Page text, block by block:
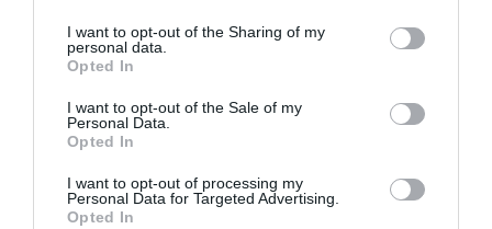
not limited to your visit or usage behaviour. You may click to
grant or deny consent to Google and its third-party tags to
use your data for below specified purposes in below Google
consent section.
I want to opt-out of the Sharing of my
personal data.
Opted In
I want to opt-out of the Sale of my
Personal Data.
Opted In
I want to opt-out of processing my
Personal Data for Targeted Advertising.
Opted In
ΜΠΡΑΒΟ
ΜΠΡΑΒΟ
ΜΠΡΑΒΟ
ΜΠΡΑΒΟ